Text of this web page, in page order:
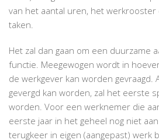
van het aantal uren, het werkrooster
taken.
Het zal dan gaan om een duurzame
functie. Meegewogen wordt in
de werkgever kan worden gevraagd.
gevergd kan worden, zal het eerste
worden. Voor een werknemer die
eerste jaar in het geheel nog niet
terugkeer in eigen (aangepast) werk